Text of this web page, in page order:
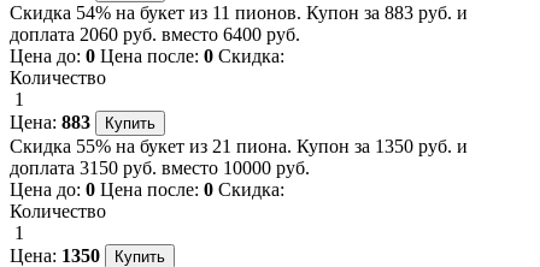
Скидка 54% на букет из 11 пионов. Купон за 883 руб. и
доплата 2060 руб. вместо 6400 руб.
Цена до: 0 Цена после: 0 Скидка:
Количество
1
Цена: 883
Скидка 55% на букет из 21 пиона. Купон за 1350 руб. и
доплата 3150 руб. вместо 10000 руб.
Цена до: 0 Цена после: 0 Скидка:
Количество
1
Цена: 1350